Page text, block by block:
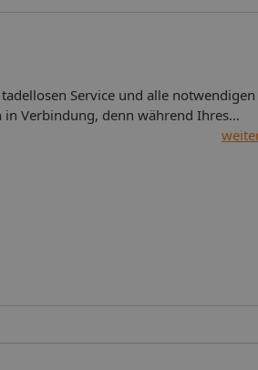
Service und alle notwendigen
Verbindung, denn während Ihres
gesundheitlichen Gründen ist